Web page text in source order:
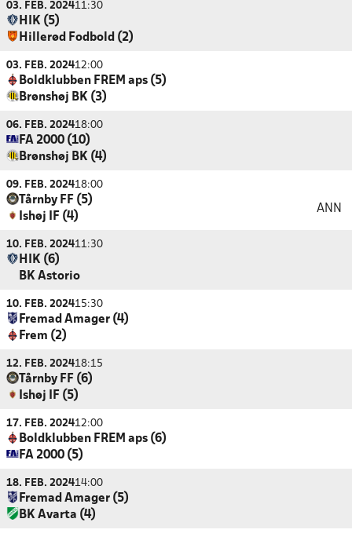
03. FEB. 202411:30
HIK (5)
Hillerød Fodbold (2)
03. FEB. 202412:00
Boldklubben FREM aps (5)
Brønshøj BK (3)
06. FEB. 202418:00
FA 2000 (10)
Brønshøj BK (4)
09. FEB. 202418:00
Tårnby FF (5)
Ishøj IF (4)
ANN
10. FEB. 202411:30
HIK (6)
BK Astorio
10. FEB. 202415:30
Fremad Amager (4)
Frem (2)
12. FEB. 202418:15
Tårnby FF (6)
Ishøj IF (5)
17. FEB. 202412:00
Boldklubben FREM aps (6)
FA 2000 (5)
18. FEB. 202414:00
Fremad Amager (5)
BK Avarta (4)